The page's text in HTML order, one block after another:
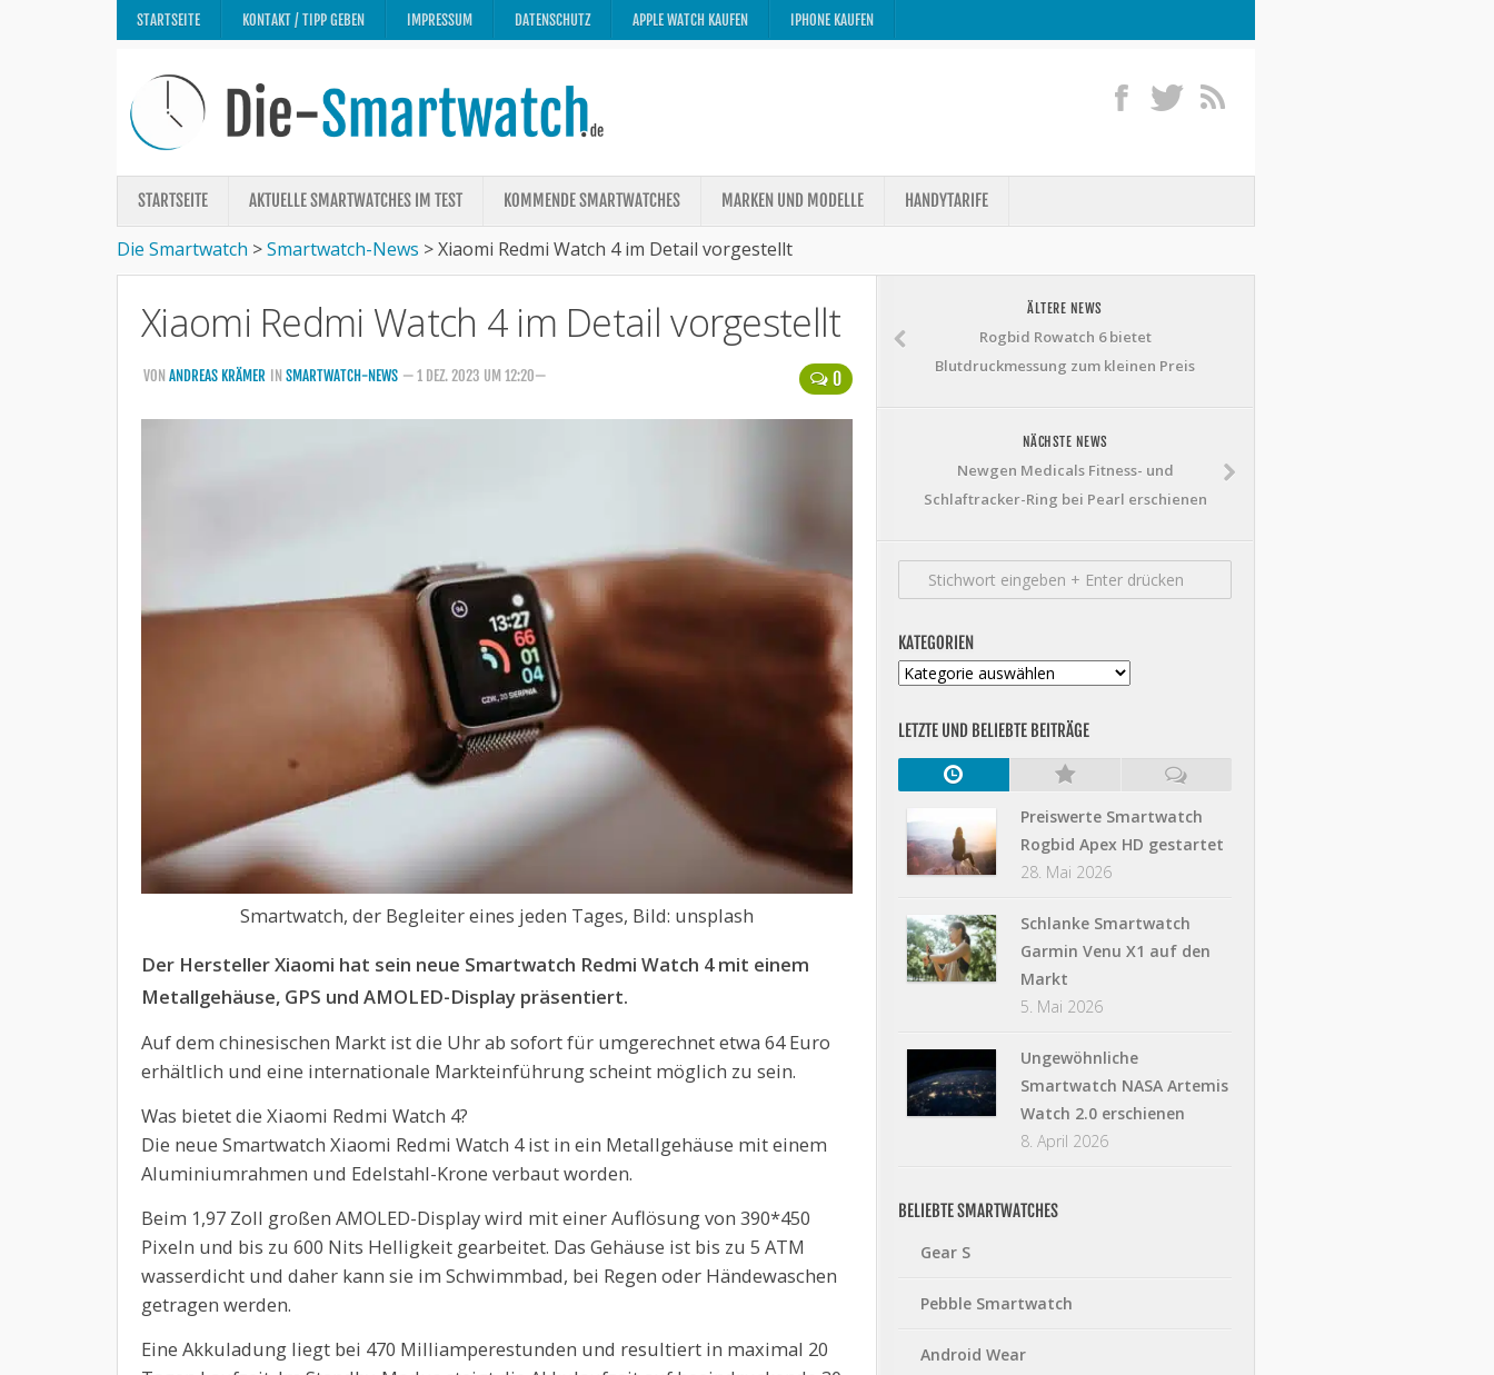
STARTSEITE KONTAKT / TIPP GEBEN IMPRESSUM DATENSCHUTZ APPLE WATCH KAUFEN IPHONE KAUFEN
STARTSEITE AKTUELLE SMARTWATCHES IM TEST KOMMENDE SMARTWATCHES MARKEN UND MODELLE HANDYTARIFE
Die Smartwatch >Smartwatch-News >Xiaomi Redmi Watch 4 im Detail vorgestellt
Xiaomi Redmi Watch 4 im Detail vorgestellt
0
VON ANDREAS KRÄMER IN SMARTWATCH-NEWS — 1 DEZ. 2023 UM 12:20—
Smartwatch, der Begleiter eines jeden Tages, Bild: unsplash
Der Hersteller Xiaomi hat sein neue Smartwatch Redmi Watch 4 mit einem
Metallgehäuse, GPS und AMOLED-Display präsentiert.
Auf dem chinesischen Markt ist die Uhr ab sofort für umgerechnet etwa 64 Euro
erhältlich und eine internationale Markteinführung scheint möglich zu sein.
Was bietet die Xiaomi Redmi Watch 4?
Die neue Smartwatch Xiaomi Redmi Watch 4 ist in ein Metallgehäuse mit einem
Aluminiumrahmen und Edelstahl-Krone verbaut worden.
Beim 1,97 Zoll großen AMOLED-Display wird mit einer Auflösung von 390*450
Pixeln und bis zu 600 Nits Helligkeit gearbeitet. Das Gehäuse ist bis zu 5 ATM
wasserdicht und daher kann sie im Schwimmbad, bei Regen oder Händewaschen
getragen werden.
Eine Akkuladung liegt bei 470 Milliamperestunden und resultiert in maximal 20
ÄLTERE NEWS
Rogbid Rowatch 6 bietet
Blutdruckmessung zum kleinen Preis
NÄCHSTE NEWS
Newgen Medicals Fitness- und
Schlaftracker-Ring bei Pearl erschienen
KATEGORIEN
Kategorien
LETZTE UND BELIEBTE BEITRÄGE
Preiswerte Smartwatch
Rogbid Apex HD gestartet
28. Mai 2026
Schlanke Smartwatch
Garmin Venu X1 auf den
Markt
5. Mai 2026
Ungewöhnliche
Smartwatch NASA Artemis
Watch 2.0 erschienen
8. April 2026
BELIEBTE SMARTWATCHES
Gear S
Pebble Smartwatch
Android Wear